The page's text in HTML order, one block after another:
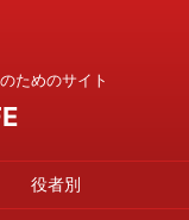
ためのサイト
役者別